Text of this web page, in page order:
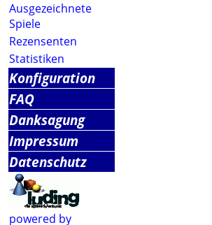
Ausgezeichnete
Spiele
Rezensenten
Statistiken
Konfiguration
FAQ
Danksagung
Impressum
Datenschutz
powered by